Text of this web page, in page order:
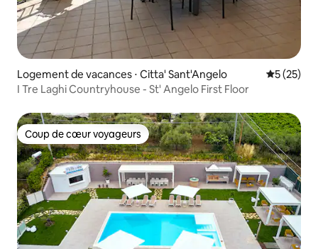
Logement de vacances ⋅ Citta' Sant'Angelo
5 (25)
I Tre Laghi Countryhouse - St' Angelo First Floor
Coup de cœur voyageurs
Coup de cœur voyageurs